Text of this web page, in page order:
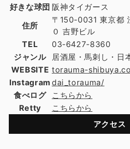
好きな球団 阪神タイガース
住所
〒150-0031 東京都
０ 吉野ビル
TEL
03-6427-8360
ジャンル
居酒屋・馬刺し・日
WEBSITE torauma-
Instagram dai_torauma/
食べログ
こちらから
Retty
こちらから
アクセス